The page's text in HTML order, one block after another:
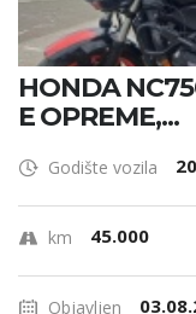
HONDA
E OPREME,...
Godište vozila
km 45.000
Objavljen